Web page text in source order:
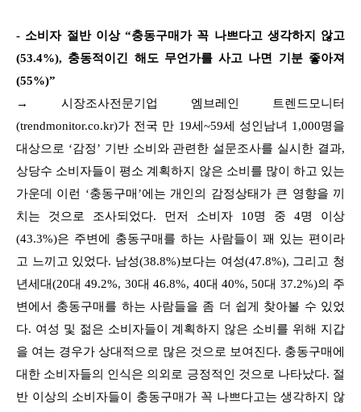
- 소비자 절반 이상 “충동구매가 꼭 나쁘다고 생각하지 않고
(53.4%), 충동적이긴 해도 무언가를 사고 나면 기분 좋아져
(55%)”
→ 시장조사전문기업 엠브레인 트렌드모니터
(trendmonitor.co.kr)가 전국 만 19세~59세 성인남녀 1,000명을
대상으로 ‘감정’ 기반 소비와 관련한 설문조사를 실시한 결과,
상당수 소비자들이 평소 계획하지 않은 소비를 많이 하고 있는
가운데 이런 ‘충동구매’에는 개인의 감정상태가 큰 영향을 끼
치는 것으로 조사되었다. 먼저 소비자 10명 중 4명 이상
(43.3%)은 주변에 충동구매를 하는 사람들이 꽤 있는 편이라
고 느끼고 있었다. 남성(38.8%)보다는 여성(47.8%), 그리고 청
년세대(20대 49.2%, 30대 46.8%, 40대 40%, 50대 37.2%)의 주
변에서 충동구매를 하는 사람들을 좀 더 쉽게 찾아볼 수 있었
다. 여성 및 젊은 소비자들이 계획하지 않은 소비를 위해 지갑
을 여는 경우가 상대적으로 많은 것으로 보여진다. 충동구매에
대한 소비자들의 인식은 의외로 긍정적인 것으로 나타났다. 절
반 이상의 소비자들이 충동구매가 꼭 나쁘다고는 생각하지 않